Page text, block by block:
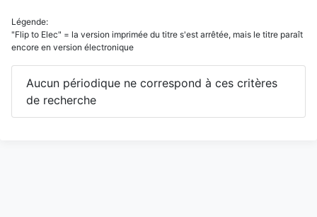
Légende:
"Flip to Elec" = la version imprimée du titre s'est arrêtée, mais le titre paraît
encore en version électronique
Aucun périodique ne correspond à ces critères
de recherche